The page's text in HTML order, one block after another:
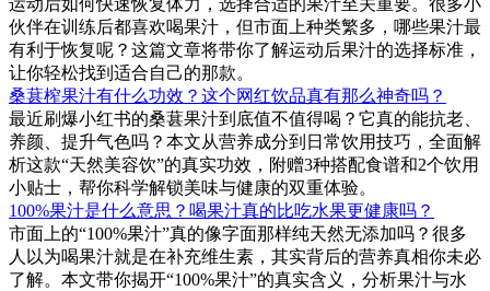
伙伴在训练后都喜欢喝果汁，但市面上种类繁多，哪些果汁最
有利于恢复呢？这篇文章将带你了解运动后果汁的选择标准，
让你轻松找到适合自己的那款。
桑葚榨果汁有什么功效？这个网红饮品真有那么神奇吗？
最近刷爆小红书的桑葚果汁到底值不值得喝？它真的能抗老、
养颜、提升气色吗？本文从营养成分到日常饮用技巧，全面解
析这款“天然美容饮”的真实功效，附赠3种搭配食谱和2个饮用
小贴士，帮你科学解锁美味与健康的双重体验。
100%果汁是什么意思？喝果汁真的比吃水果更健康吗？
市面上的“100%果汁”真的像字面那样纯天然无添加吗？很多
人以为喝果汁就是在补充维生素，其实背后的营养真相你未必
了解。本文带你揭开“100%果汁”的真实含义，分析果汁与水